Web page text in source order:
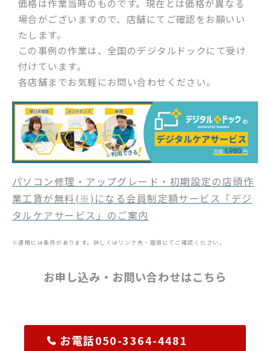
価格は作業当時のものです。現在とは価格が異なる
場合がございますので、店舗にてご確認をお願いい
たします。
この事例の作業は、全国のデジタルドックにて受け
付けています。
各店舗までお気軽にお問い合わせください。
パソコン修理・アップグレード・初期設定の店頭作
業工賃が無料(※)になる会員制定額サービス「デジ
タルケアサービス」のご案内
※適用には条件があります。詳しくはリンク先・店頭にてご確認ください。
お申し込み・お問い合わせはこちら
お電話050-3364-4481